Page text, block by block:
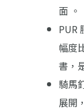
面 。
PUR
幅度
書，
騎馬
展開